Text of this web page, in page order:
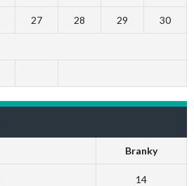
27 28 29 30
Branky
14